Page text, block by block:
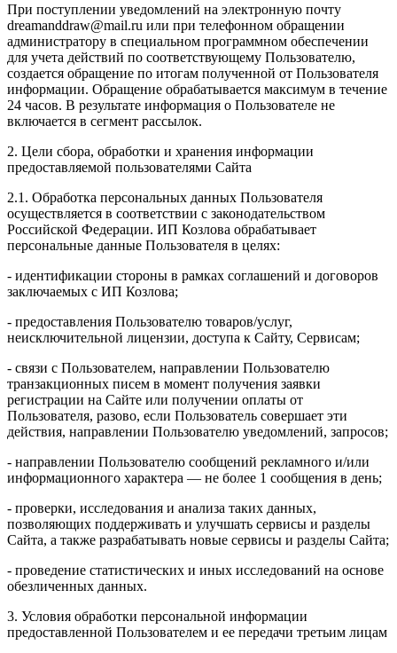
При поступлении уведомлений на электронную почту
dreamanddraw@mail.ru или при телефонном обращении
администратору в специальном программном обеспечении
для учета действий по соответствующему Пользователю,
создается обращение по итогам полученной от Пользователя
информации. Обращение обрабатывается максимум в течение
24 часов. В результате информация о Пользователе не
включается в сегмент рассылок.
2. Цели сбора, обработки и хранения информации
предоставляемой пользователями Сайта
2.1. Обработка персональных данных Пользователя
осуществляется в соответствии с законодательством
Российской Федерации. ИП Козловa обрабатывает
персональные данные Пользователя в целях:
- идентификации стороны в рамках соглашений и договоров
заключаемых с ИП Козлова;
- предоставления Пользователю товаров/услуг,
неисключительной лицензии, доступа к Сайту, Сервисам;
- связи с Пользователем, направлении Пользователю
транзакционных писем в момент получения заявки
регистрации на Сайте или получении оплаты от
Пользователя, разово, если Пользователь совершает эти
действия, направлении Пользователю уведомлений, запросов;
- направлении Пользователю сообщений рекламного и/или
информационного характера — не более 1 сообщения в день;
- проверки, исследования и анализа таких данных,
позволяющих поддерживать и улучшать сервисы и разделы
Сайта, а также разрабатывать новые сервисы и разделы Сайта;
- проведение статистических и иных исследований на основе
обезличенных данных.
3. Условия обработки персональной информации
предоставленной Пользователем и ее передачи третьим лицам